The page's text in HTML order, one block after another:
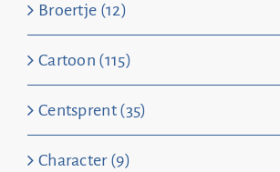
Broertje (12)
Cartoon (115)
Centsprent (35)
Character (9)